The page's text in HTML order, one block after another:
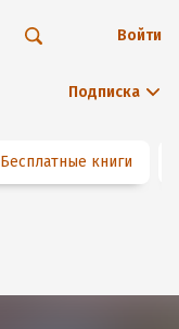
Подписка
Войти
Бесплатные книги